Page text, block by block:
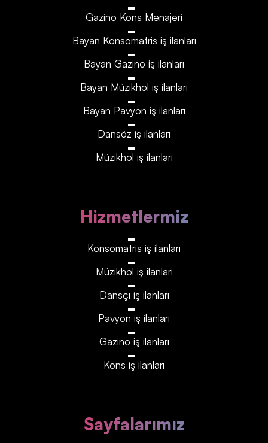
Gazino Kons Menajeri
Bayan Konsomatris iş ilanları
Bayan Gazino iş ilanları
Bayan Müzikhol iş ilanları
Bayan Pavyon iş ilanları
Dansöz iş ilanları
Müzikhol iş ilanları
Hizmetlermiz
Konsomatris iş ilanları
Müzikhol iş ilanları
Dansçı iş ilanları
Pavyon iş ilanları
Gazino iş ilanları
Kons iş ilanları
Sayfalarımız